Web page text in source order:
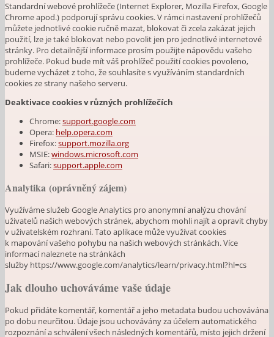
Standardní webové prohlížeče (Internet Explorer, Mozilla Firefox, Google
Chrome apod.) podporují správu cookies. V rámci nastavení prohlížečů
můžete jednotlivé cookie ručně mazat, blokovat či zcela zakázat jejich
použití, lze je také blokovat nebo povolit jen pro jednotlivé internetové
stránky. Pro detailnější informace prosím použijte nápovědu vašeho
prohlížeče. Pokud bude mít váš prohlížeč použití cookies povoleno,
budeme vycházet z toho, že souhlasíte s využíváním standardních
cookies ze strany našeho serveru.
Deaktivace cookies v různých prohlížečích
Chrome:support.google.com
Opera: help.opera.com
Firefox:support.mozilla.org
MSIE:windows.microsoft.com
Safari:support.apple.com
Analytika (oprávněný zájem)
Využíváme služeb Google Analytics pro anonymní analýzu chování
uživatelů našich webových stránek, abychom mohli najít a opravit chyby
v uživatelském rozhraní. Tato aplikace může využívat cookies
k mapování vašeho pohybu na našich webových stránkách. Více
informací naleznete na stránkách
služby https://www.google.com/analytics/learn/privacy.html?hl=cs
Jak dlouho uchováváme vaše údaje
Pokud přidáte komentář, komentář a jeho metadata budou uchovávána
po dobu neurčitou. Údaje jsou uchovávány za účelem automatického
rozpoznání a schválení všech následných komentářů, místo jejich držení